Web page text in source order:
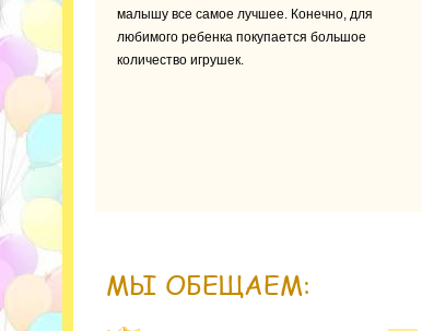
малышу все самое лучшее. Конечно, для
любимого ребенка покупается большое
количество игрушек.
МЫ ОБЕЩАЕМ: